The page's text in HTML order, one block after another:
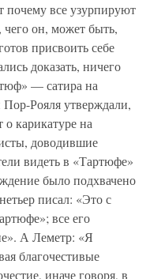
почему все узурпируют
чего он, может быть,
присвоить себе
доказать, ничего
— сатира на
Рояля утверждали,
о карикатуре на
доводившие
видеть в «Тартюфе»
было подхвачено
писал: «Это с
все его
А Леметр: «Я
благочестивые
иначе говоря, в